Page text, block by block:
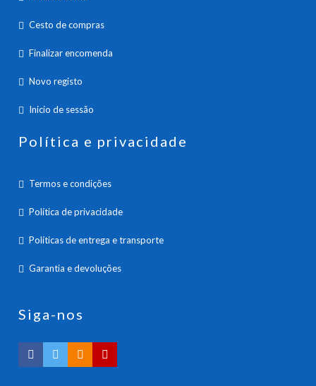
Cesto de compras
Finalizar encomenda
Novo registo
Inicio de sessão
Política e privacidade
Termos e condições
Política de privacidade
Políticas de entrega e transporte
Garantia e devoluções
Siga-nos